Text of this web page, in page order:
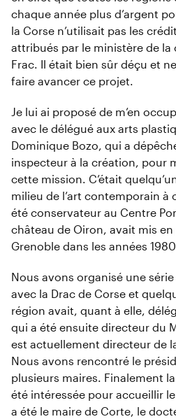
chaque année plus d’argent
la Corse n’utilisait pas les
attribués par le ministère de
Frac. Il était bien sûr déçu et
faire avancer ce projet.
Je lui ai proposé de m’en
avec le délégué aux arts
Dominique Bozo, qui a
inspecteur à la création, pour
cette mission. C’était
milieu de l’art contemporain à
été conservateur au Centre
château de Oiron, avait mis
Grenoble dans les années
Nous avons organisé une
avec la Drac de Corse et
région avait, quant à elle,
qui a été ensuite directeur du
est actuellement directeur de
Nous avons rencontré le
plusieurs maires. Finalement
été intéressée pour accueillir
a été le maire de Corte, le